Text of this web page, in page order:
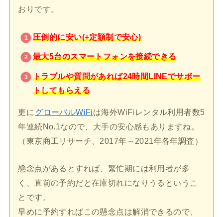
おりです。
圧倒的に安い(+定額制で安心)
最大5台のスマートフォンを接続できる
トラブルや質問があれば24時間LINEでサポー
トしてもらえる
更に グローバルWiFiは海外WiFiレンタル利用者数5
年連続No.1なので、大手の安心感もありますね。
（東京商工リサーチ、2017年～2021年各年調査）
懸念点があるとすれば、繁忙期には利用者が多
く、直前の予約だと在庫切れになりうるというこ
とです。
早めに予約すればこの懸念点は解消できるので、